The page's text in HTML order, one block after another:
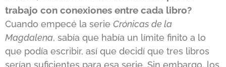
trabajo con conexiones entre cada libro?
Cuando empecé la serie Crónicas de la
Magdalena, sabía que había un límite finito a lo
que podía escribir, así que decidí que tres libros
serían suficientes para esa serie. Sin embargo, los